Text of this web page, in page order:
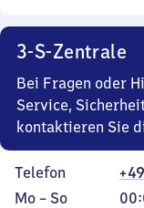
3-S-Zentrale
Bei Fragen oder
Service,
kontaktieren Sie
Telefon
Montag
Mo – So,
Von